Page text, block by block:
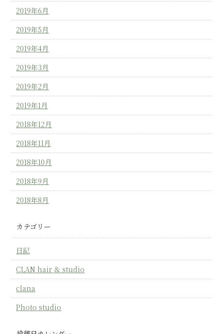
2019年6月
2019年5月
2019年4月
2019年3月
2019年2月
2019年1月
2018年12月
2018年11月
2018年10月
2018年9月
2018年8月
カテゴリー
日記
CLAN hair & studio
clana
Photo studio